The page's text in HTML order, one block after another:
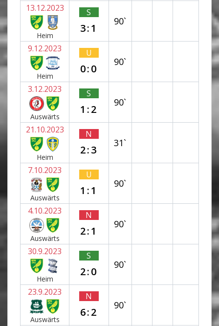
13.12.2023
Heim
S
3:1
90`
9.12.2023
Heim
U
0:0
90`
3.12.2023
Auswärts
S
1:2
90`
21.10.2023
Heim
N
2:3
31`
7.10.2023
Auswärts
U
1:1
90`
4.10.2023
Auswärts
N
2:1
90`
30.9.2023
Heim
S
2:0
90`
23.9.2023
Auswärts
N
6:2
90`